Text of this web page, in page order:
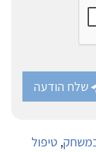
שלח הודעה
, טיפול